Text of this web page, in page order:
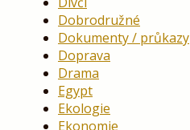
Dobrodružné
Dokumenty / průkazy
Doprava
Drama
Egypt
Ekologie
Ekonomie